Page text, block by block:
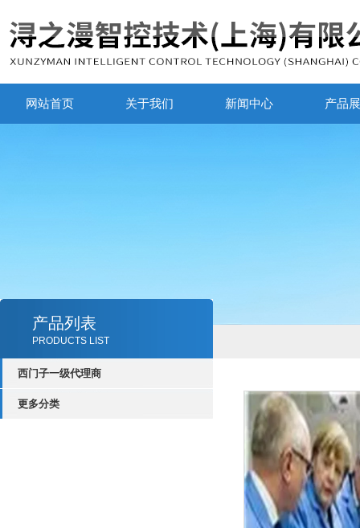
网站首页 关于我们 新闻中心 产品
产品列表
PRODUCTS LIST
西门子一级代理商
更多分类